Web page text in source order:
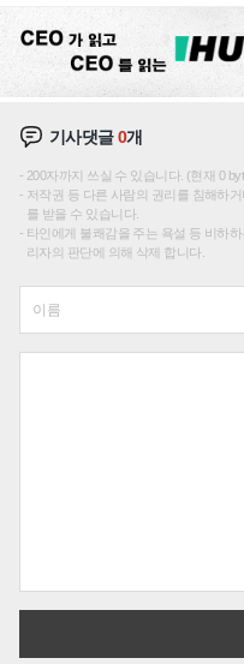
기사댓글0개
200자까지 쓰실 수 있습니다. (현재 0
저작권 등 다른 사람의 권리를 침해하
를 받을 수 있습니다.
타인에게 불쾌감을 주는 욕설 등 비하
리자의 판단에 의해 삭제 합니다.